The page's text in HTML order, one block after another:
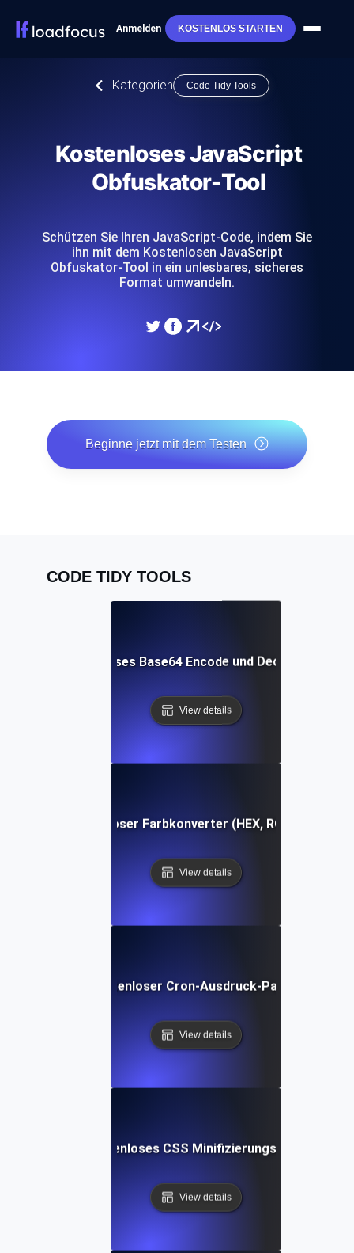
Anmelden KOSTENLOS STARTEN
Kategorien Code Tidy Tools
Kostenloses JavaScript
Obfuskator-Tool
Schützen Sie Ihren JavaScript-Code, indem Sie
ihn mit dem Kostenlosen JavaScript
Obfuskator-Tool in ein unlesbares, sicheres
Format umwandeln.
Beginne jetzt mit dem Testen
CODE TIDY TOOLS
Kostenloses Base64 Encode und Decode Tool
View details
Kostenloser Farbkonverter (HEX, RGB, HSL)
View details
Kostenloser Cron-Ausdruck-Parser
View details
Kostenloses CSS Minifizierungs-Tool
View details